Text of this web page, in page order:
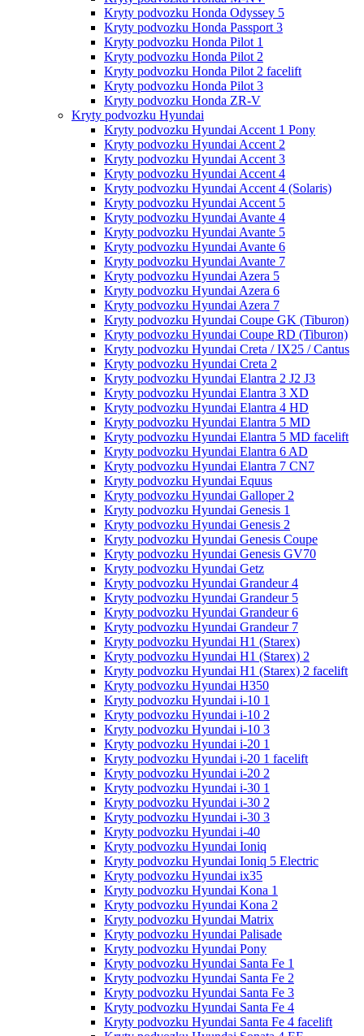
Kryty podvozku Honda Odyssey 5
Kryty podvozku Honda Passport 3
Kryty podvozku Honda Pilot 1
Kryty podvozku Honda Pilot 2
Kryty podvozku Honda Pilot 2 facelift
Kryty podvozku Honda Pilot 3
Kryty podvozku Honda ZR-V
Kryty podvozku Hyundai
Kryty podvozku Hyundai Accent 1 Pony
Kryty podvozku Hyundai Accent 2
Kryty podvozku Hyundai Accent 3
Kryty podvozku Hyundai Accent 4
Kryty podvozku Hyundai Accent 4 (Solaris)
Kryty podvozku Hyundai Accent 5
Kryty podvozku Hyundai Avante 4
Kryty podvozku Hyundai Avante 5
Kryty podvozku Hyundai Avante 6
Kryty podvozku Hyundai Avante 7
Kryty podvozku Hyundai Azera 5
Kryty podvozku Hyundai Azera 6
Kryty podvozku Hyundai Azera 7
Kryty podvozku Hyundai Coupe GK (Tiburon)
Kryty podvozku Hyundai Coupe RD (Tiburon)
Kryty podvozku Hyundai Creta / IX25 / Cantus
Kryty podvozku Hyundai Creta 2
Kryty podvozku Hyundai Elantra 2 J2 J3
Kryty podvozku Hyundai Elantra 3 XD
Kryty podvozku Hyundai Elantra 4 HD
Kryty podvozku Hyundai Elantra 5 MD
Kryty podvozku Hyundai Elantra 5 MD facelift
Kryty podvozku Hyundai Elantra 6 AD
Kryty podvozku Hyundai Elantra 7 CN7
Kryty podvozku Hyundai Equus
Kryty podvozku Hyundai Galloper 2
Kryty podvozku Hyundai Genesis 1
Kryty podvozku Hyundai Genesis 2
Kryty podvozku Hyundai Genesis Coupe
Kryty podvozku Hyundai Genesis GV70
Kryty podvozku Hyundai Getz
Kryty podvozku Hyundai Grandeur 4
Kryty podvozku Hyundai Grandeur 5
Kryty podvozku Hyundai Grandeur 6
Kryty podvozku Hyundai Grandeur 7
Kryty podvozku Hyundai H1 (Starex)
Kryty podvozku Hyundai H1 (Starex) 2
Kryty podvozku Hyundai H1 (Starex) 2 facelift
Kryty podvozku Hyundai H350
Kryty podvozku Hyundai i-10 1
Kryty podvozku Hyundai i-10 2
Kryty podvozku Hyundai i-10 3
Kryty podvozku Hyundai i-20 1
Kryty podvozku Hyundai i-20 1 facelift
Kryty podvozku Hyundai i-20 2
Kryty podvozku Hyundai i-30 1
Kryty podvozku Hyundai i-30 2
Kryty podvozku Hyundai i-30 3
Kryty podvozku Hyundai i-40
Kryty podvozku Hyundai Ioniq
Kryty podvozku Hyundai Ioniq 5 Electric
Kryty podvozku Hyundai ix35
Kryty podvozku Hyundai Kona 1
Kryty podvozku Hyundai Kona 2
Kryty podvozku Hyundai Matrix
Kryty podvozku Hyundai Palisade
Kryty podvozku Hyundai Pony
Kryty podvozku Hyundai Santa Fe 1
Kryty podvozku Hyundai Santa Fe 2
Kryty podvozku Hyundai Santa Fe 3
Kryty podvozku Hyundai Santa Fe 4
Kryty podvozku Hyundai Santa Fe 4 facelift